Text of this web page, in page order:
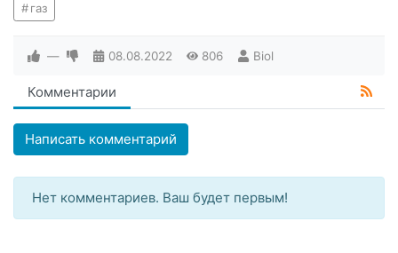
газ
— 08.08.2022 806 Biol
Комментарии
Написать комментарий
Нет комментариев. Ваш будет первым!